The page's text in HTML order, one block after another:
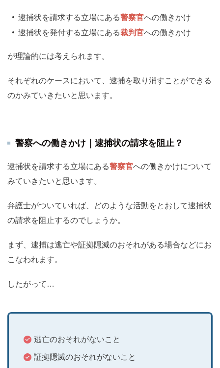
逮捕状を請求する立場にある警察官への働きかけ
逮捕状を発付する立場にある裁判官への働きかけ
が理論的には考えられます。
それぞれのケースにおいて、逮捕を取り消すことができる
のかみていきたいと思います。
警察への働きかけ｜逮捕状の請求を阻止？
逮捕状を請求する立場にある警察官への働きかけについて
みていきたいと思います。
弁護士がついていれば、どのような活動をとおして逮捕状
の請求を阻止するのでしょうか。
まず、逮捕は逃亡や証拠隠滅のおそれがある場合などにお
こなわれます。
したがって…
逃亡のおそれがないこと
証拠隠滅のおそれがないこと